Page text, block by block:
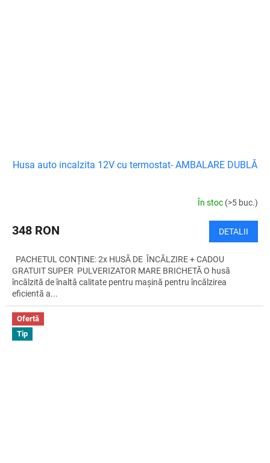
Husa auto incalzita 12V cu termostat- AMBALARE DUBLĂ
În stoc (>5 buc.)
348 RON DETALII
PACHETUL CONȚINE: 2x HUSĂ DE ÎNCĂLZIRE + CADOU
GRATUIT SUPER PULVERIZATOR MARE BRICHETĂ O husă
încălzită de înaltă calitate pentru mașină pentru încălzirea
eficientă a...
Ofertă
Tip